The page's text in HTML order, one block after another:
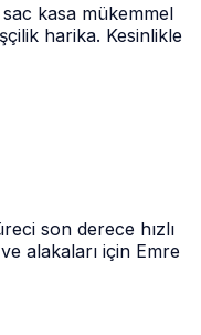
sac kasa mükemmel
harika. Kesinlikle
son derece hızlı
alakaları için Emre